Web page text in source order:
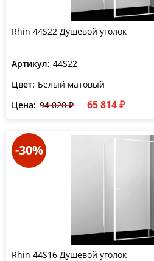
Rhin 44S22 Душевой уголок
Артикул: 44S22
Цвет: Белый матовый
Цена: 94 020 ₽ 65 814 ₽
-30%
Rhin 44S16 Душевой уголок